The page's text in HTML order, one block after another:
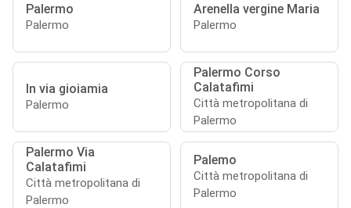
Palermo
Palermo
Arenella vergine Maria
Palermo
In via gioiamia
Palermo
Palermo Corso
Calatafimi
Città metropolitana di
Palermo
Palermo Via
Calatafimi
Città metropolitana di
Palermo
Palemo
Città metropolitana di
Palermo